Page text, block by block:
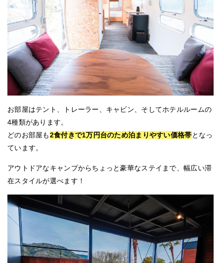
お部屋はテント、トレーラー、キャビン、そしてホテルルームの
4種類があります。
どのお部屋も2食付きで1万円台のため泊まりやすい価格帯となっ
ています。
アウトドアなキャンプからちょっと豪華なステイまで、幅広い滞
在スタイルが選べます！